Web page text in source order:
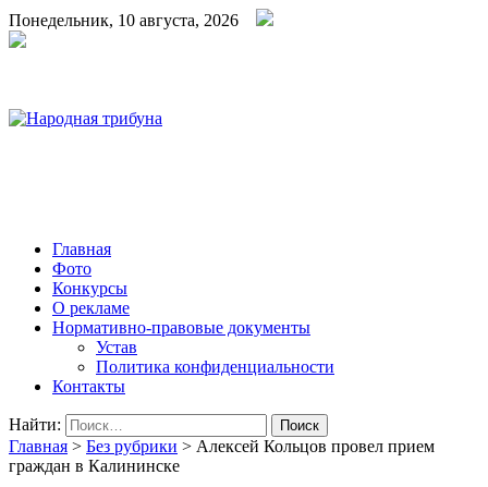
Понедельник, 10 августа, 2026
Главная
Фото
Конкурсы
О рекламе
Нормативно-правовые документы
Устав
Политика конфиденциальности
Контакты
Найти:
Главная > Без рубрики > Алексей Кольцов провел прием
граждан в Калининске